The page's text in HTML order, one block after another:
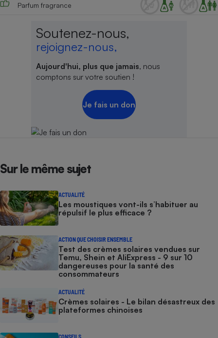
Parfum fragrance
Soutenez-nous,
rejoignez-nous,
Aujourd'hui, plus que jamais, nous
comptons sur votre soutien !
Je fais un don
Sur le même sujet
ACTUALITÉ
Les moustiques vont-ils s’habituer au
répulsif le plus efficace ?
ACTION QUE CHOISIR ENSEMBLE
Test des crèmes solaires vendues sur
Temu, Shein et AliExpress - 9 sur 10
dangereuses pour la santé des
consommateurs
ACTUALITÉ
Crèmes solaires - Le bilan désastreux des
plateformes chinoises
CONSEILS